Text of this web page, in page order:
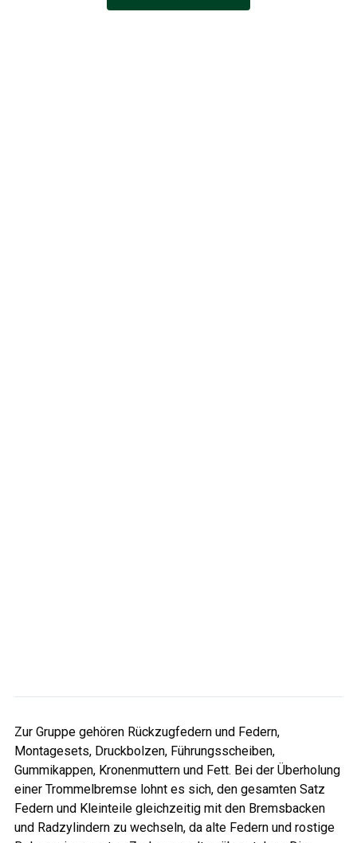
Zur Gruppe gehören Rückzugfedern und Federn,
Montagesets, Druckbolzen, Führungsscheiben,
Gummikappen, Kronenmuttern und Fett. Bei der Überholung
einer Trommelbremse lohnt es sich, den gesamten Satz
Federn und Kleinteile gleichzeitig mit den Bremsbacken
und Radzylindern zu wechseln, da alte Federn und rostige